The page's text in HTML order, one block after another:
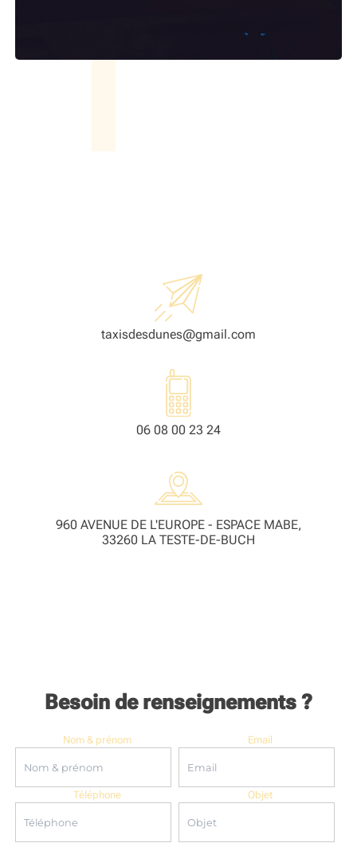
taxisdesdunes@gmail.com
06 08 00 23 24
960 AVENUE DE L'EUROPE - ESPACE MABE,
33260 LA TESTE-DE-BUCH
Besoin de renseignements ?
Nom & prénom Email
Téléphone Objet